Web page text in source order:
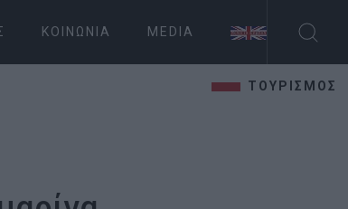
ΚΟΙΝΩΝΊΑ MEDIA
ΤΟΥΡΙΣΜΟΣ